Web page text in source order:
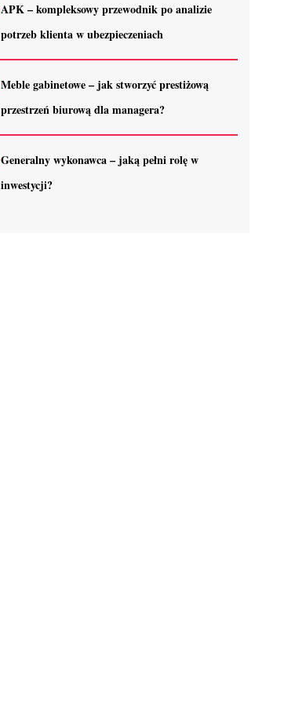
APK – kompleksowy przewodnik po analizie
potrzeb klienta w ubezpieczeniach
Meble gabinetowe – jak stworzyć prestiżową
przestrzeń biurową dla managera?
Generalny wykonawca – jaką pełni rolę w
inwestycji?